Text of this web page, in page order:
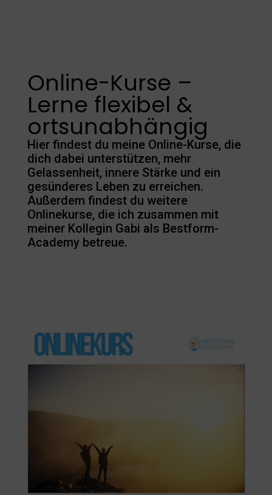
Online-Kurse –
Lerne flexibel &
ortsunabhängig
Hier findest du meine Online-Kurse, die
dich dabei unterstützen, mehr
Gelassenheit, innere Stärke und ein
gesünderes Leben zu erreichen.
Außerdem findest du weitere
Onlinekurse, die ich zusammen mit
meiner Kollegin Gabi als Bestform-
Academy betreue.